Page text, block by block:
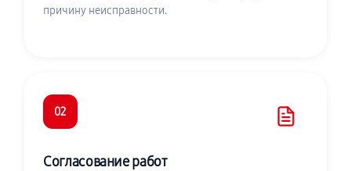
причину неисправности.
02
Согласование работ